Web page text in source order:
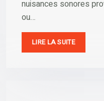
nuisances sonores
ou…
LIRE LA SUITE